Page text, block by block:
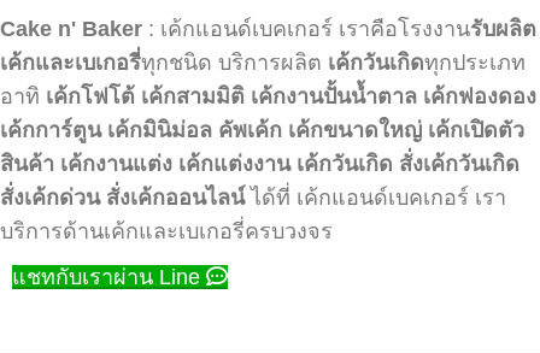
Cake n' Baker : เค้กแอนด์เบคเกอร์ เราคือโรงงานรับผลิต
เค้กและเบเกอรี่ทุกชนิด บริการผลิต เค้กวันเกิดทุกประเภท
อาทิ เค้กโฟโต้ เค้กสามมิติ เค้กงานปั้นน้ำตาล เค้กฟองดอง
เค้กการ์ตูน เค้กมินิม่อล คัพเค้ก เค้กขนาดใหญ่ เค้กเปิดตัว
สินค้า เค้กงานแต่ง เค้กแต่งงาน เค้กวันเกิด สั่งเค้กวันเกิด
สั่งเค้กด่วน สั่งเค้กออนไลน์ได้ที่ เค้กแอนด์เบคเกอร์ เรา
บริการด้านเค้กและเบเกอรี่ครบวงจร
แชทกับเราผ่าน Line